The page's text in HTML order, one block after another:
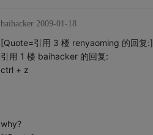
baihacker 2009-01-18
[Quote=引用 3 楼 renyaoming 的回复:]
引用 1 楼 baihacker 的回复:
ctrl + z
why?